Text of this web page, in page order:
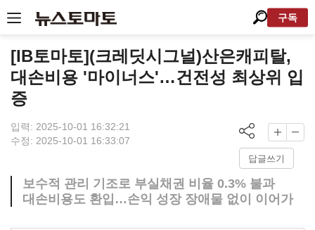
구독
[IB토마토](크레딧시그널)산은캐피탈,
대손비용 '마이너스'…건전성 최상위 입
증
입력: 2025-10-01 16:32:21
수정: 2025-10-01 16:33:07
답글쓰기
보수적 관리 기조로 부실채권 비율 0.3% 불과
대손비용도 환입…손익 성장 장애물 없이 이어가